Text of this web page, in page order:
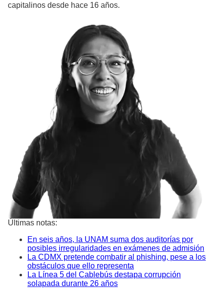
capitalinos desde hace 16 años.
Últimas notas:
En seis años, la UNAM suma dos auditorías por
posibles irregularidades en exámenes de admisión
La CDMX pretende combatir al phishing, pese a los
obstáculos que ello representa
La Línea 5 del Cablebús destapa corrupción
solapada durante 26 años